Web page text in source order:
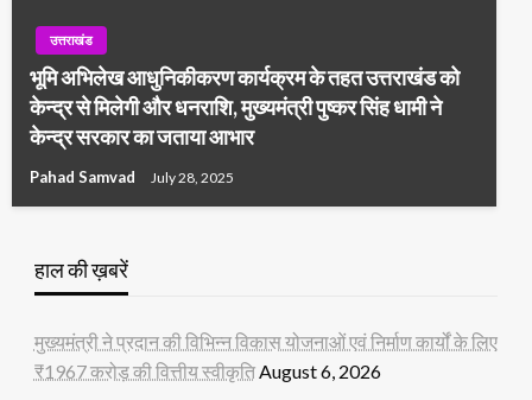
उत्तराखंड
भूमि अभिलेख आधुनिकीकरण कार्यक्रम के तहत उत्तराखंड को
केन्द्र से मिलेगी और धनराशि, मुख्यमंत्री पुष्कर सिंह धामी ने
केन्द्र सरकार का जताया आभार
Pahad Samvad July 28, 2025
हाल की ख़बरें
मुख्यमंत्री ने प्रदान की विभिन्न विकास योजनाओं एवं निर्माण कार्यों के लिए
₹1967 करोड़ की वित्तीय स्वीकृतिAugust 6, 2026